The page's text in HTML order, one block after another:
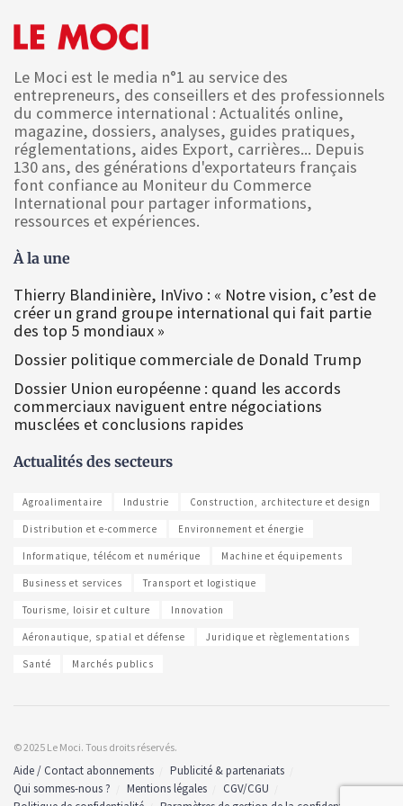
Le Moci est le media n°1 au service des
entrepreneurs, des conseillers et des professionnels
du commerce international : Actualités online,
magazine, dossiers, analyses, guides pratiques,
réglementations, aides Export, carrières... Depuis
130 ans, des générations d'exportateurs français
font confiance au Moniteur du Commerce
International pour partager informations,
ressources et expériences.
À la une
Thierry Blandinière, InVivo : « Notre vision, c’est de
créer un grand groupe international qui fait partie
des top 5 mondiaux »
Dossier politique commerciale de Donald Trump
Dossier Union européenne : quand les accords
commerciaux naviguent entre négociations
musclées et conclusions rapides
Actualités des secteurs
Agroalimentaire Industrie Construction, architecture et design
Distribution et e-commerce Environnement et énergie
Informatique, télécom et numérique Machine et équipements
Business et services Transport et logistique
Tourisme, loisir et culture Innovation
Aéronautique, spatial et défense Juridique et règlementations
Santé Marchés publics
© 2025 Le Moci. Tous droits réservés.
Aide / Contact abonnements
Publicité & partenariats
Qui sommes-nous ?
Mentions légales
CGV/CGU